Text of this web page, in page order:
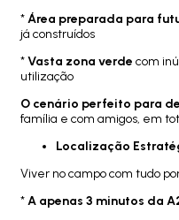
*Área preparada para
já construídos
*Vasta zona verde com
utilização
O cenário perfeito para
família e com amigos, em
Localização
Viver no campo com tudo
*A apenas 3 minutos da